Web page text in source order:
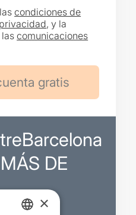
condiciones de
, y la
lascomunicaciones
DE
×